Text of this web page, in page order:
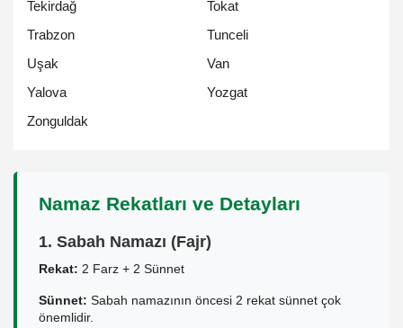
Tekirdağ
Tokat
Trabzon
Tunceli
Uşak
Van
Yalova
Yozgat
Zonguldak
Namaz Rekatları ve Detayları
1. Sabah Namazı (Fajr)
Rekat: 2 Farz + 2 Sünnet
Sünnet: Sabah namazının öncesi 2 rekat sünnet çok
önemlidir.